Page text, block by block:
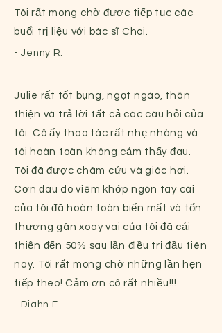
Tôi rất mong chờ được tiếp tục các
buổi trị liệu với bác sĩ Choi.
- Jenny R.
Julie rất tốt bụng, ngọt ngào, thân
thiện và trả lời tất cả các câu hỏi của
tôi. Cô ấy thao tác rất nhẹ nhàng và
tôi hoàn toàn không cảm thấy đau.
Tôi đã được châm cứu và giác hơi.
Cơn đau do viêm khớp ngón tay cái
của tôi đã hoàn toàn biến mất và tổn
thương gân xoay vai của tôi đã cải
thiện đến 50% sau lần điều trị đầu tiên
này. Tôi rất mong chờ những lần hẹn
tiếp theo! Cảm ơn cô rất nhiều!!!
- Diahn F.